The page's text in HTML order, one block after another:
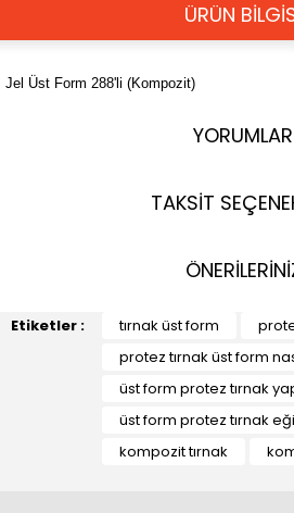
ÜRÜN
Jel Üst Form 288'li (Kompozit)
YORUMLAR
TAKSİT
Etiketler : tırnak üst form
protez tırnak üst form
üst form protez tırnak
üst form protez tırnak
kompozit tırnak